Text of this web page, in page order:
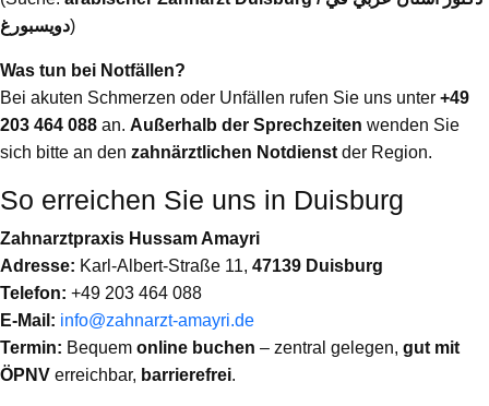
دويسبورغ)
Was tun bei Notfällen?
Bei akuten Schmerzen oder Unfällen rufen Sie uns unter +49
203 464 088 an. Außerhalb der Sprechzeiten wenden Sie
sich bitte an den zahnärztlichen Notdienst der Region.
So erreichen Sie uns in Duisburg
Zahnarztpraxis Hussam Amayri
Adresse: Karl-Albert-Straße 11, 47139 Duisburg
Telefon: +49 203 464 088
E-Mail: info@zahnarzt-amayri.de
Termin: Bequem online buchen – zentral gelegen, gut mit
ÖPNV erreichbar, barrierefrei.